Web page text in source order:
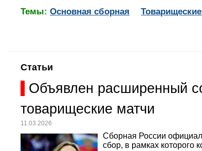
Темы: Основная сборная
Статьи
Объявлен расширенный
товарищеские матчи
11.03.2026
Сборная России
сбор, в рамках которого